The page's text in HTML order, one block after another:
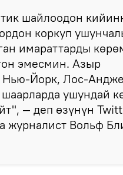
шайлоодон
коркуп
имараттарды
эмесмин. Азыр
Нью-Йорк, Лос-
ушундай
— деп өзүнүн
журналист Вольф